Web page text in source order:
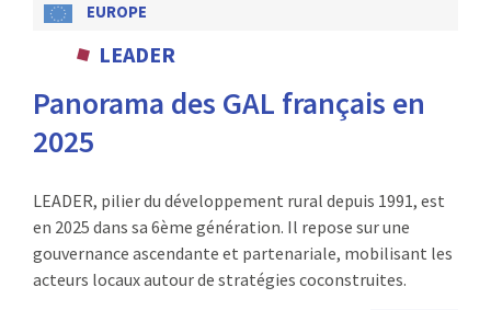
EUROPE
LEADER
Panorama des GAL français en
2025
LEADER, pilier du développement rural depuis 1991, est
en 2025 dans sa 6ème génération. Il repose sur une
gouvernance ascendante et partenariale, mobilisant les
acteurs locaux autour de stratégies coconstruites.